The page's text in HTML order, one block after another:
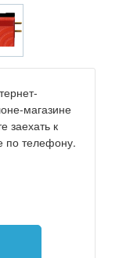
магазине
заехать к
по телефону.